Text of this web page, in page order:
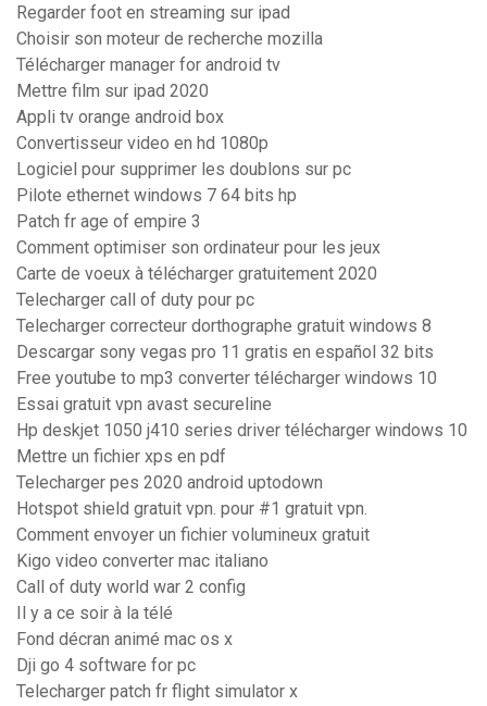
Regarder foot en streaming sur ipad
Choisir son moteur de recherche mozilla
Télécharger manager for android tv
Mettre film sur ipad 2020
Appli tv orange android box
Convertisseur video en hd 1080p
Logiciel pour supprimer les doublons sur pc
Pilote ethernet windows 7 64 bits hp
Patch fr age of empire 3
Comment optimiser son ordinateur pour les jeux
Carte de voeux à télécharger gratuitement 2020
Telecharger call of duty pour pc
Telecharger correcteur dorthographe gratuit windows 8
Descargar sony vegas pro 11 gratis en español 32 bits
Free youtube to mp3 converter télécharger windows 10
Essai gratuit vpn avast secureline
Hp deskjet 1050 j410 series driver télécharger windows 10
Mettre un fichier xps en pdf
Telecharger pes 2020 android uptodown
Hotspot shield gratuit vpn. pour #1 gratuit vpn.
Comment envoyer un fichier volumineux gratuit
Kigo video converter mac italiano
Call of duty world war 2 config
Il y a ce soir à la télé
Fond décran animé mac os x
Dji go 4 software for pc
Telecharger patch fr flight simulator x